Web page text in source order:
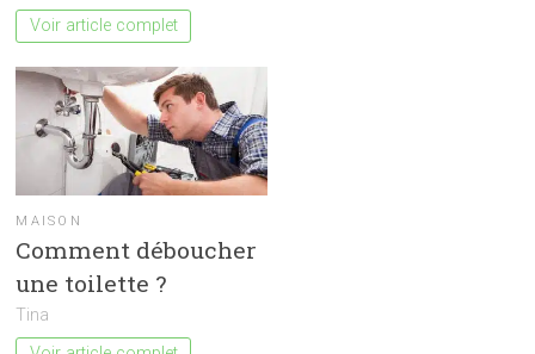
Voir article complet
MAISON
Comment déboucher
une toilette ?
Tina